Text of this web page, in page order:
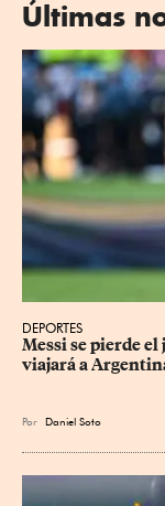
Últimas
DEPORTES
Messi se pierde
viajará a
Por Daniel Soto